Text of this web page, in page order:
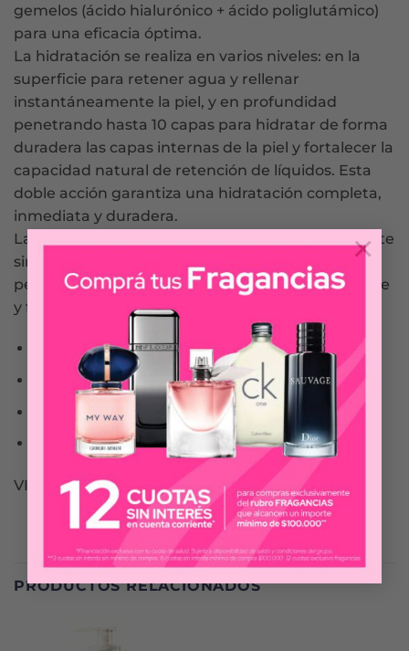
×
gemelos (ácido hialurónico + ácido poliglutámico)
para una eficacia óptima.
La hidratación se realiza en varios niveles: en la
superficie para retener agua y rellenar
instantáneamente la piel, y en profundidad
penetrando hasta 10 capas para hidratar de forma
duradera las capas internas de la piel y fortalecer la
capacidad natural de retención de líquidos. Esta
doble acción garantiza una hidratación completa,
inmediata y duradera.
La textura ultraligera y fluida se absorbe al instante
sin dejar una película grasienta ni una sensación
pegajosa. La piel está rellenita, suavizada, radiante
y fortalecida frente a las agresiones diarias.
Hidratación por 72 horas
Fortalece la barrera cutanea
93% de hidratación inmediata
Piel visiblemente más rellena, día tras día
VICHY
PRODUCTOS RELACIONADOS